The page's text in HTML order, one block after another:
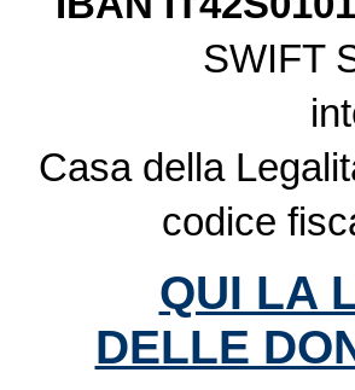
SWIFT
Casa della
codice
QUI LA
DELLE